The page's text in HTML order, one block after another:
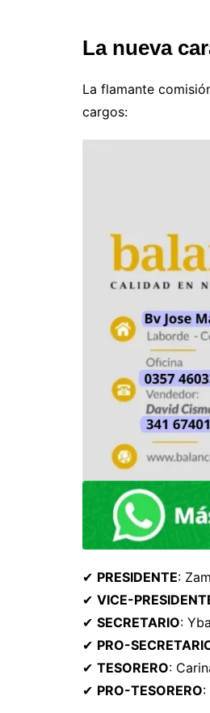
La nueva
La flamante
cargos:
✔ PRESIDENTE:
✔ VICE-
✔ SECRETARIO:
✔ PRO-
✔ TESORERO:
✔ PRO-TESORERO: